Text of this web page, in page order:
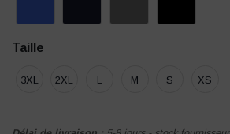
Taille
3XL 2XL L M S XS